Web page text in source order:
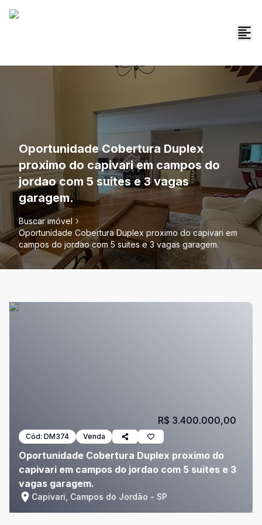
Oportunidade Cobertura Duplex
proximo do capivari em campos do
jordao com 5 suites e 3 vagas
garagem.
Buscar imóvel
Oportunidade Cobertura Duplex proximo do capivari em
campos do jordao com 5 suites e 3 vagas garagem.
Cód: DM374 Venda
Oportunidade Cobertura Duplex proximo do
capivari em campos do jordao com 5 suites e 3
vagas garagem.
Capivari, Campos do Jordão - SP
R$ 3.400.000,00